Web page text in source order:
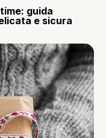
guida
e sicura